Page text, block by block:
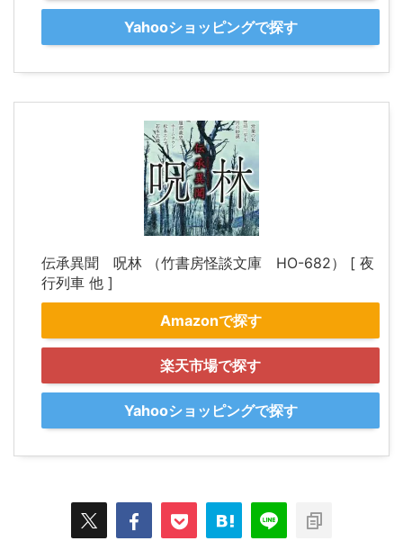
Yahooショッピングで探す
伝承異聞 呪林 （竹書房怪談文庫 HO-682） [ 夜
行列車 他 ]
Amazonで探す
楽天市場で探す
Yahooショッピングで探す